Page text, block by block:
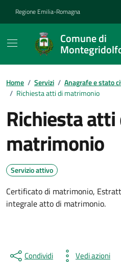
Regione Emilia-Romagna
Comune di
Contenuti in
Home / Servizi / Anagrafe e stato
/ Richiesta atti di matrimonio
Richiesta atti
matrimonio
Servizio attivo
Certificato di matrimonio,
integrale atto di matrimonio.
Condividi Vedi azioni